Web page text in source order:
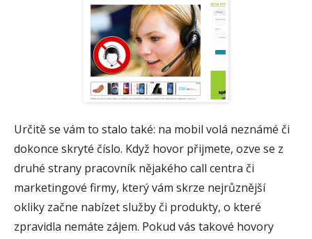
Určitě se vám to stalo také: na mobil volá neznámé či
dokonce skryté číslo. Když hovor přijmete, ozve se z
druhé strany pracovník nějakého call centra či
marketingové firmy, který vám skrze nejrůznější
okliky začne nabízet služby či produkty, o které
zpravidla nemáte zájem. Pokud vás takové hovory